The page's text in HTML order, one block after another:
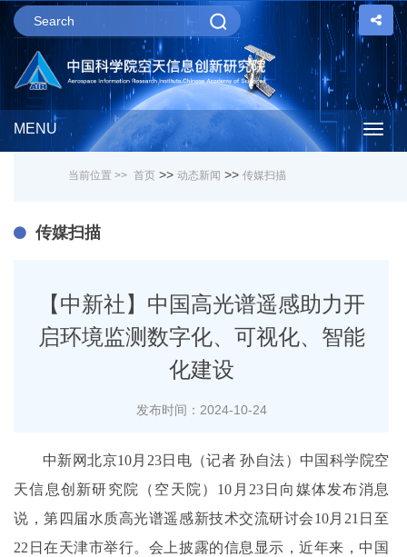
MENU
当前位置 >> 首页 >> 动态新闻 >> 传媒扫描
传媒扫描
【中新社】中国高光谱遥感助力开
启环境监测数字化、可视化、智能
化建设
发布时间：2024-10-24
中新网北京10月23日电（记者 孙自法）中国科学院空
天信息创新研究院（空天院）10月23日向媒体发布消息
说，第四届水质高光谱遥感新技术交流研讨会10月21日至
22日在天津市举行。会上披露的信息显示，近年来，中国